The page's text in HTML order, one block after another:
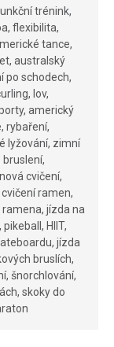
trénink,
flexibilita,
tance,
australský
po schodech,
lov,
americký
rybaření,
lyžování, zimní
cvičení,
ramen,
jízda na
HIIT,
jízda
bruslích,
šnorchlování,
skoky do